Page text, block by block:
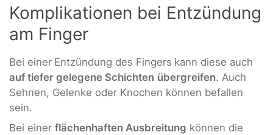
Komplikationen bei Entzündung
am Finger
Bei einer Entzündung des Fingers kann diese auch
auf tiefer gelegene Schichten übergreifen. Auch
Sehnen, Gelenke oder Knochen können befallen
sein.
Bei einer flächenhaften Ausbreitung können die